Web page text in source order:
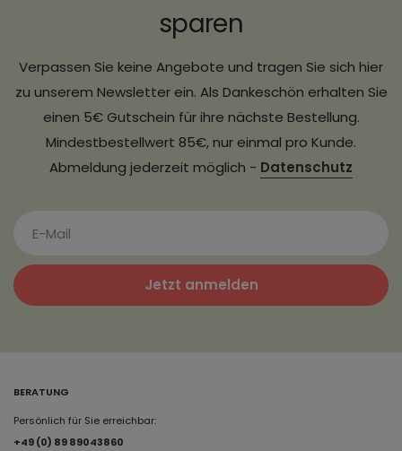
sparen
Verpassen Sie keine Angebote und tragen Sie sich hier
zu unserem Newsletter ein. Als Dankeschön erhalten Sie
einen 5€ Gutschein für ihre nächste Bestellung.
Mindestbestellwert 85€, nur einmal pro Kunde.
Abmeldung jederzeit möglich - Datenschutz
Jetzt anmelden
BERATUNG
Persönlich für Sie erreichbar:
+49 (0) 89 89043860